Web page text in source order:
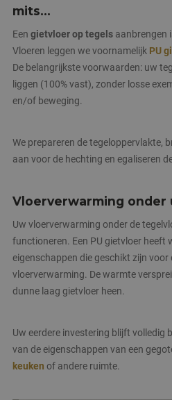
mits...
Een gietvloer op tegels aanbrengen
Vloeren leggen we voornamelijk PU
De belangrijkste voorwaarden: uw
liggen (100% vast), zonder losse
en/of beweging.
We prepareren de tegeloppervlakte,
aan voor de hechting en egaliseren
Vloerverwarming onder
Uw vloerverwarming onder de
functioneren. Een PU gietvloer heeft
eigenschappen die geschikt zijn voor
vloerverwarming. De warmte
dunne laag gietvloer heen.
Uw eerdere investering blijft volledig
van de eigenschappen van een
keuken of andere ruimte.